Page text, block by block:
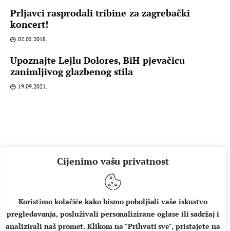
Cijenimo vašu privatnost
Koristimo kolačiće kako bismo poboljšali vaše iskustvo
pregledavanja, posluživali personalizirane oglase ili sadržaj i
analizirali naš promet. Klikom na "Prihvati sve", pristajete na
Prljavci rasprodali tribine za zagrebački
koncert!
02.05.2018.
Upoznajte Lejlu Dolores, BiH pjevačicu
zanimljivog glazbenog stila
19.09.2021.
O NAMA IMPRESSUM UVJETI KORIŠTENJA